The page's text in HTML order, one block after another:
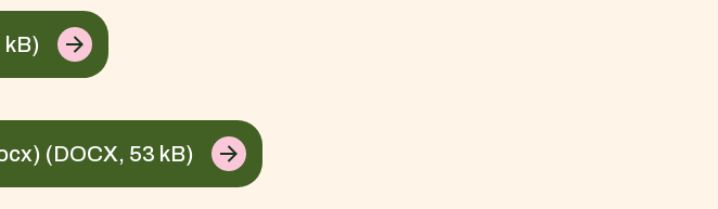
kB)
(DOCX, 53 kB)